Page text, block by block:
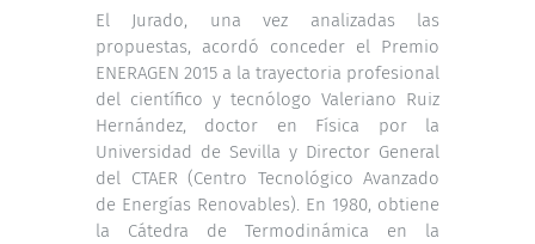
El Jurado, una vez analizadas las
propuestas, acordó conceder el Premio
ENERAGEN 2015 a la trayectoria profesional
del científico y tecnólogo Valeriano Ruiz
Hernández, doctor en Física por la
Universidad de Sevilla y Director General
del CTAER (Centro Tecnológico Avanzado
de Energías Renovables). En 1980, obtiene
la Cátedra de Termodinámica en la